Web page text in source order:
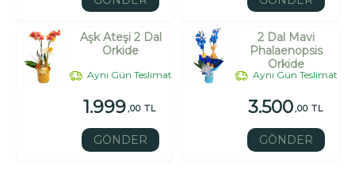
Aşk Ateşi 2 Dal
Orkide
Aynı Gün Teslimat
1.999,00 TL
GÖNDER
2 Dal Mavi
Phalaenopsis
Orkide
Aynı Gün Teslimat
3.500,00 TL
GÖNDER